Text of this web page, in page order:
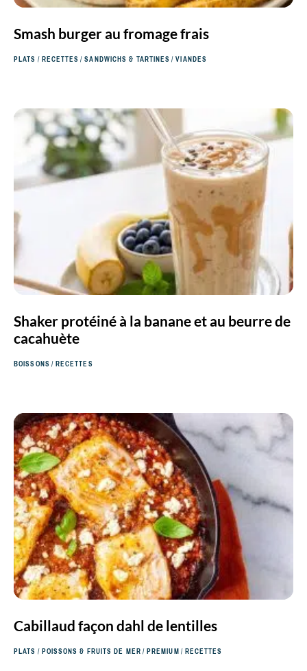
Smash burger au fromage frais
PLATS /RECETTES/SANDWICHS & TARTINES/VIANDES
Shaker protéiné à la banane et au beurre de
cacahuète
BOISSONS/RECETTES
Cabillaud façon dahl de lentilles
PLATS /POISSONS & FRUITS DE MER/PREMIUM/RECETTES